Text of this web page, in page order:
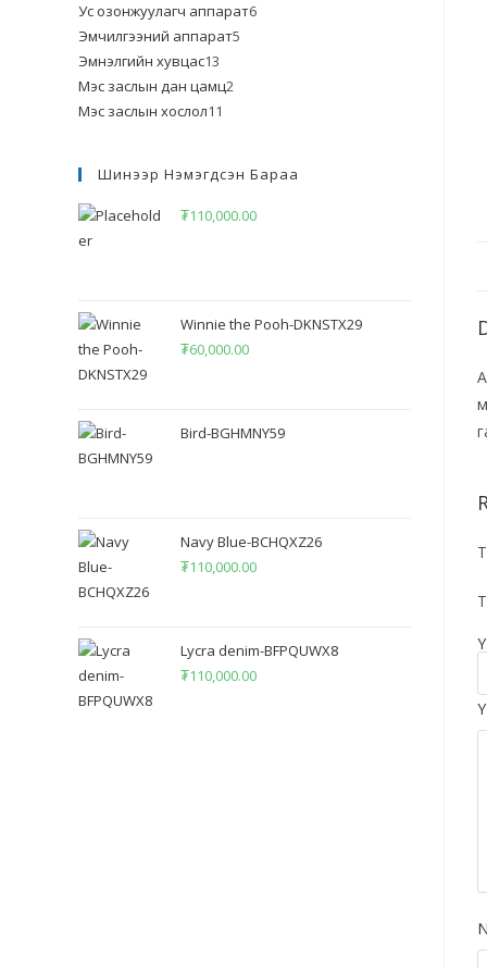
Ус озонжуулагч аппарат6
Эмчилгээний аппарат5
Эмнэлгийн хувцас13
Мэс заслын дан цамц2
Мэс заслын хослол11
Шинээр Нэмэгдсэн Бараа
₮110,000.00
Winnie the Pooh-DKNSTX29
₮60,000.00
Bird-BGHMNY59
Navy Blue-BCHQXZ26
₮110,000.00
Lycra denim-BFPQUWX8
₮110,000.00